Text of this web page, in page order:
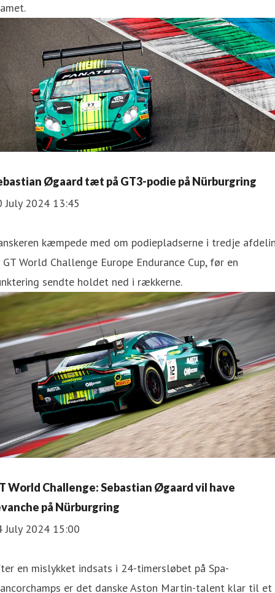
Øgaard tæt på GT3-podie på Nürburgring
July 2024 13:45
kæmpede med om podiepladserne i tredje
World Challenge Europe Endurance Cup, før en
sendte holdet ned i rækkerne.
World Challenge: Sebastian Øgaard vil have
på Nürburgring
July 2024 15:00
en mislykket indsats i 24-timersløbet på Spa-
er det danske Aston Martin-talent klar til et